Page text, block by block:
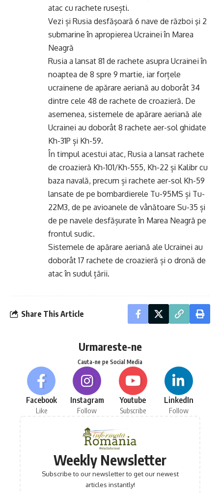
atac cu rachete rusești.
Vezi și Rusia desfăşoară 6 nave de război şi 2
submarine în apropierea Ucrainei în Marea
Neagră
Rusia a lansat 81 de rachete asupra Ucrainei în
noaptea de 8 spre 9 martie, iar forțele
ucrainene de apărare aeriană au doborât 34
dintre cele 48 de rachete de croazieră. De
asemenea, sistemele de apărare aeriană ale
Ucrainei au doborât 8 rachete aer-sol ghidate
Kh-31P și Kh-59.
În timpul acestui atac, Rusia a lansat rachete
de croazieră Kh-101/Kh-555, Kh-22 și Kalibr cu
baza navală, precum și rachete aer-sol Kh-59
lansate de pe bombardierele Tu-95MS și Tu-
22M3, de pe avioanele de vânătoare Su-35 și
de pe navele desfășurate în Marea Neagră pe
frontul sudic.
Sistemele de apărare aeriană ale Ucrainei au
doborât 17 rachete de croazieră și o dronă de
atac în sudul țării.
Share This Article
Urmareste-ne
Cauta-ne pe Social Media
Facebook
Like
Instagram
Follow
Youtube
Subscribe
LinkedIn
Follow
Weekly Newsletter
Subscribe to our newsletter to get our newest
articles instantly!